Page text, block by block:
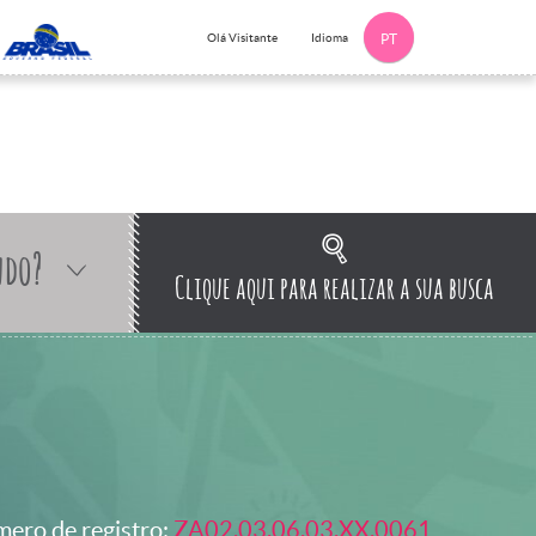
Olá Visitante Idioma PT
Clique aqui para realizar a sua busca
de registro: ZA02.03.06.03.XX.0061